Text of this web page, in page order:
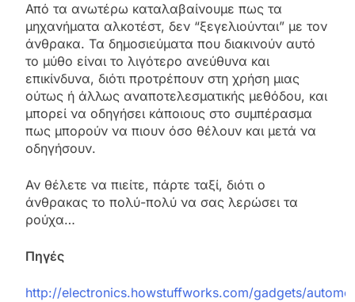
Από τα ανωτέρω καταλαβαίνουμε πως τα
μηχανήματα αλκοτέστ, δεν “ξεγελιούνται” με τον
άνθρακα. Τα δημοσιεύματα που διακινούν αυτό
το μύθο είναι το λιγότερο ανεύθυνα και
επικίνδυνα, διότι προτρέπουν στη χρήση μιας
ούτως ή άλλως αναποτελεσματικής μεθόδου, και
μπορεί να οδηγήσει κάποιους στο συμπέρασμα
πως μπορούν να πιουν όσο θέλουν και μετά να
οδηγήσουν.
Αν θέλετε να πιείτε, πάρτε ταξί, διότι ο
άνθρακας το πολύ-πολύ να σας λερώσει τα
ρούχα…
Πηγές
http://electronics.howstuffworks.com/gadgets/